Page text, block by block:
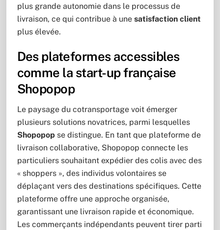
plus grande autonomie dans le processus de
livraison, ce qui contribue à une satisfaction client
plus élevée.
Des plateformes accessibles
comme la start-up française
Shopopop
Le paysage du cotransportage voit émerger
plusieurs solutions novatrices, parmi lesquelles
Shopopop se distingue. En tant que plateforme de
livraison collaborative, Shopopop connecte les
particuliers souhaitant expédier des colis avec des
« shoppers », des individus volontaires se
déplaçant vers des destinations spécifiques. Cette
plateforme offre une approche organisée,
garantissant une livraison rapide et économique.
Les commerçants indépendants peuvent tirer parti